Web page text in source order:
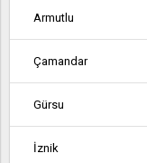
Armutlu
Çamandar
Gürsu
İznik